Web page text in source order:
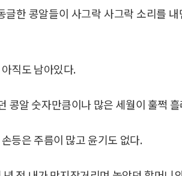
글한 콩알들이 사그락 사그락 소리를
직도 남아있다.
콩알 숫자만큼이나 많은 세월이 훌쩍
등은 주름이 많고 윤기도 없다.